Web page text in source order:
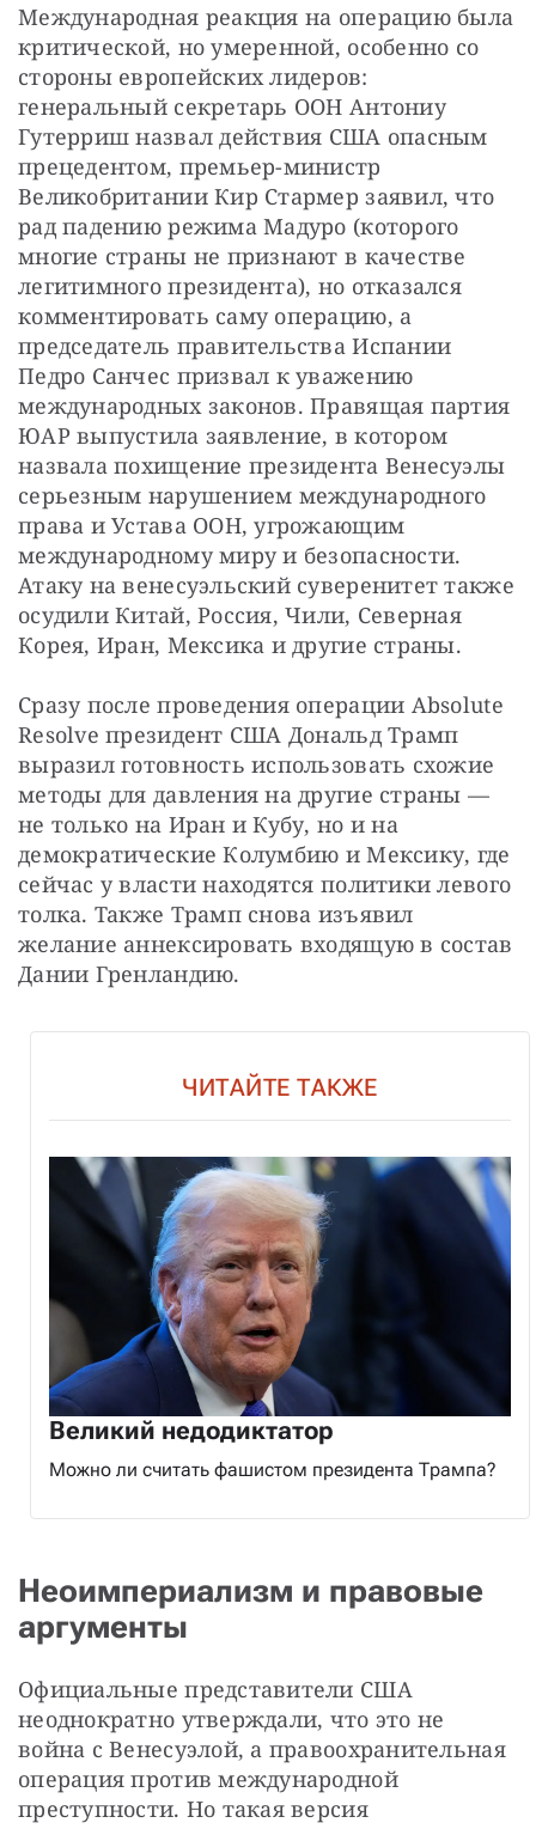
Международная реакция на операцию была
критической, но умеренной, особенно со
стороны европейских лидеров:
генеральный секретарь ООН Антониу
Гутерриш назвал действия США опасным
прецедентом, премьер-министр
Великобритании Кир Стармер заявил, что
рад падению режима Мадуро (которого
многие страны не признают в качестве
легитимного президента), но отказался
комментировать саму операцию, а
председатель правительства Испании
Педро Санчес призвал к уважению
международных законов. Правящая партия
ЮАР выпустила заявление, в котором
назвала похищение президента Венесуэлы
серьезным нарушением международного
права и Устава ООН, угрожающим
международному миру и безопасности.
Атаку на венесуэльский суверенитет также
осудили Китай, Россия, Чили, Северная
Корея, Иран, Мексика и другие страны.
Сразу после проведения операции Absolutе
Resolve президент США Дональд Трамп
выразил готовность использовать схожие
методы для давления на другие страны —
не только на Иран и Кубу, но и на
демократические Колумбию и Мексику, где
сейчас у власти находятся политики левого
толка. Также Трамп снова изъявил
желание аннексировать входящую в состав
Дании Гренландию.
ЧИТАЙТЕ ТАКЖЕ
Великий недодиктатор
Можно ли считать фашистом президента Трампа?
Неоимпериализм и правовые
аргументы
Официальные представители США
неоднократно утверждали, что это не
война с Венесуэлой, а правоохранительная
операция против международной
преступности. Но такая версия